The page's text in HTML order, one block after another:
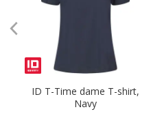
ID T-Time dame T-shirt,
Navy